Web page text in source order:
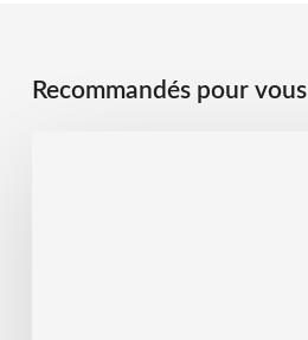
Recommandés pour vous